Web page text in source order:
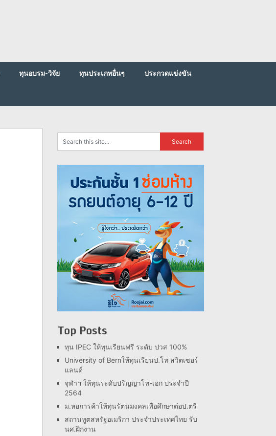
ทุนอบรม-วิจัย ทุนประเภทอื่นๆ
ประกวดแข่งขัน
Top Posts
ทุน IPEC ให้ทุนเรียนฟรี ระดับ ปวส 100%
University of Bernให้ทุนเรียนป.โท สวิตเซอร์
แลนด์
จุฬาฯ ให้ทุนระดับปริญญาโท-เอก ประจำปี
2564
ม.หอการค้าให้ทุนรัตนมงคลเพื่อศึกษาต่อป.ตรี
สถานทูตสหรัฐอเมริกา ประจำประเทศไทย รับ
นศ.ฝึกงาน